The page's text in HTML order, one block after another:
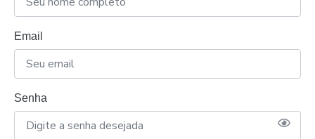
Email
Senha